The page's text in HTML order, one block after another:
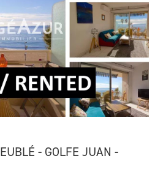
- GOLFE JUAN -